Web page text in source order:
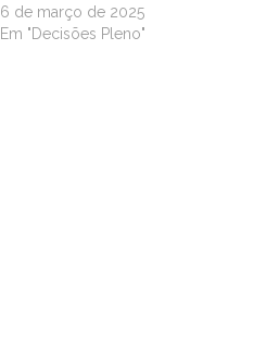
6 de março de 2025
Em "Decisões Pleno"